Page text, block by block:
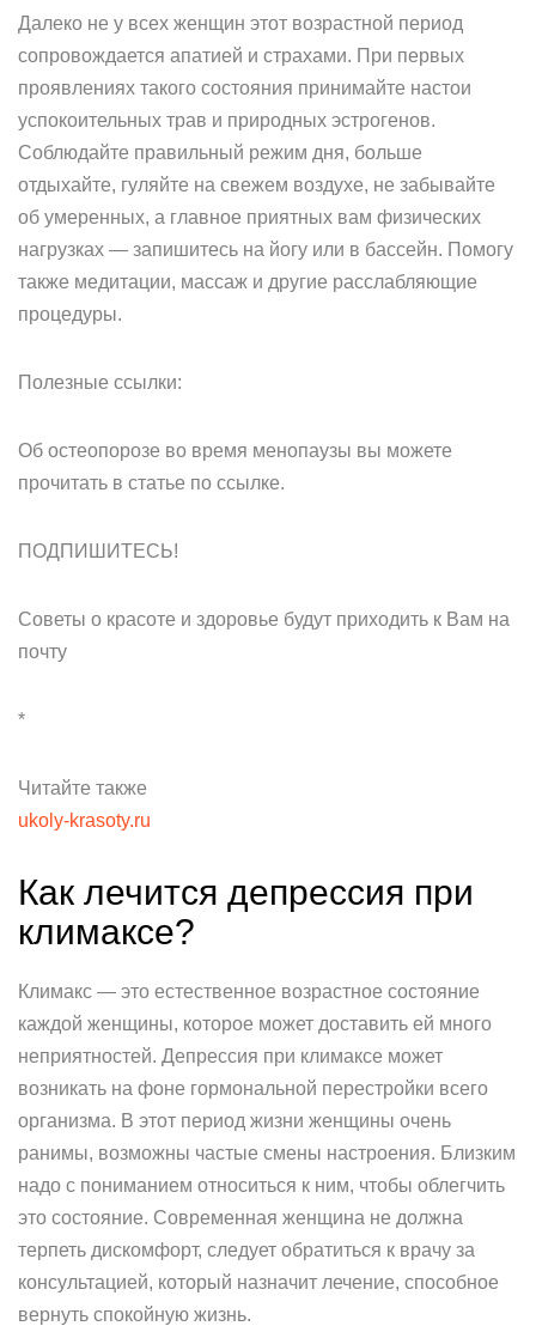
Далеко не у всех женщин этот возрастной период
сопровождается апатией и страхами. При первых
проявлениях такого состояния принимайте настои
успокоительных трав и природных эстрогенов.
Соблюдайте правильный режим дня, больше
отдыхайте, гуляйте на свежем воздухе, не забывайте
об умеренных, а главное приятных вам физических
нагрузках — запишитесь на йогу или в бассейн. Помогу
также медитации, массаж и другие расслабляющие
процедуры.
Полезные ссылки:
Об остеопорозе во время менопаузы вы можете
прочитать в статье по ссылке.
ПОДПИШИТЕСЬ!
Советы о красоте и здоровье будут приходить к Вам на
почту
*
Читайте также
ukoly-krasoty.ru
Как лечится депрессия при
климаксе?
Климакс — это естественное возрастное состояние
каждой женщины, которое может доставить ей много
неприятностей. Депрессия при климаксе может
возникать на фоне гормональной перестройки всего
организма. В этот период жизни женщины очень
ранимы, возможны частые смены настроения. Близким
надо с пониманием относиться к ним, чтобы облегчить
это состояние. Современная женщина не должна
терпеть дискомфорт, следует обратиться к врачу за
консультацией, который назначит лечение, способное
вернуть спокойную жизнь.